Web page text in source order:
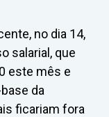
no dia 14,
salarial, que
este mês e
da
ficariam fora